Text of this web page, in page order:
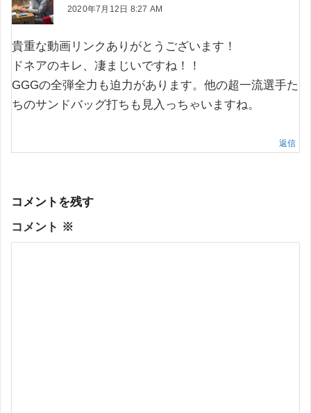
2020年7月12日 8:27 AM
貴重な動画リンクありがとうございます！
ドネアのキレ、凄まじいですね！！
GGGの全弾全力も迫力があります。他の超一流選手た
ちのサンドバッグ打ちも見入っちゃいますね。
返信
コメントを残す
コメント ※